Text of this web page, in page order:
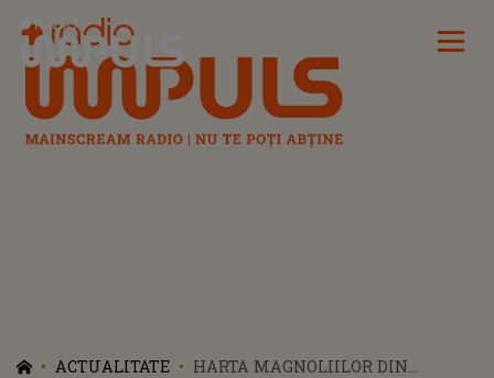
Radio Impuls
ACTUALITATE
HARTA MAGNOLIILOR DIN